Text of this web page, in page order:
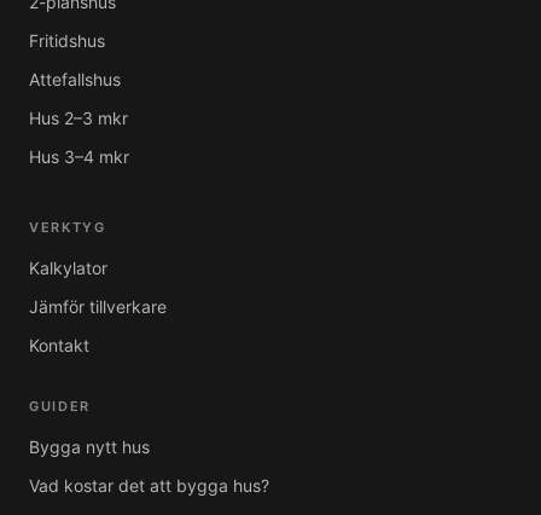
Fritidshus
Attefallshus
Hus 2–3 mkr
Hus 3–4 mkr
VERKTYG
Kalkylator
Jämför tillverkare
Kontakt
GUIDER
Bygga nytt hus
Vad kostar det att bygga hus?